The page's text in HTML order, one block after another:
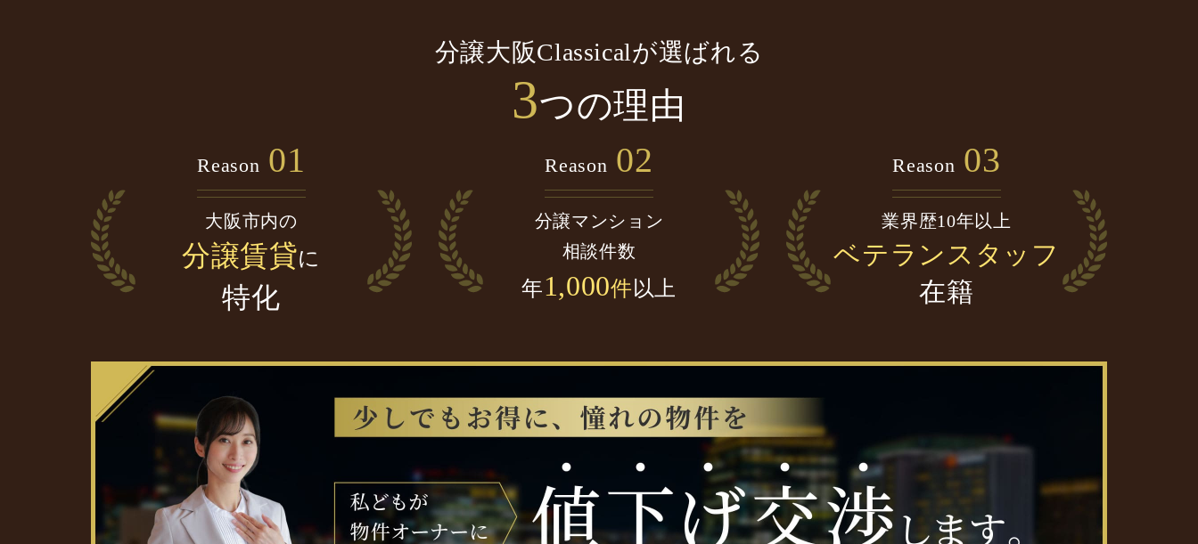
分譲大阪Classicalが選ばれる
3つの理由
Reason 01
大阪市内の
分譲賃貸に
特化
Reason 02
分譲マンション
相談件数
年1,000件以上
Reason 03
業界歴10年以上
ベテランスタッフ
在籍